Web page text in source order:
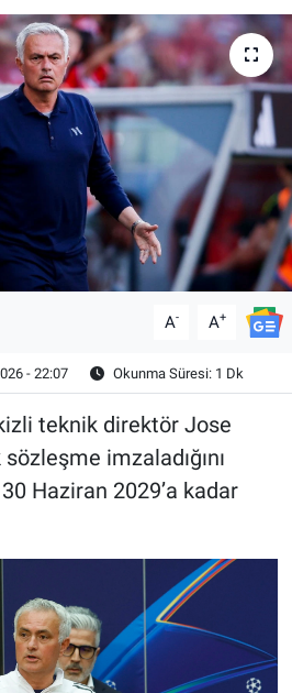
A- A+
- 22:07 Okunma Süresi: 1 Dk
teknik direktör Jose
imzaladığını
Haziran 2029’a kadar